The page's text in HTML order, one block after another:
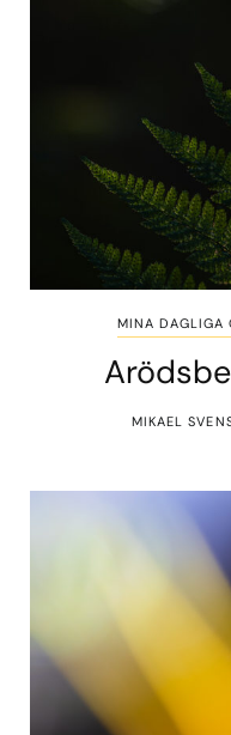
MINA DAGLIGA
MIKAEL